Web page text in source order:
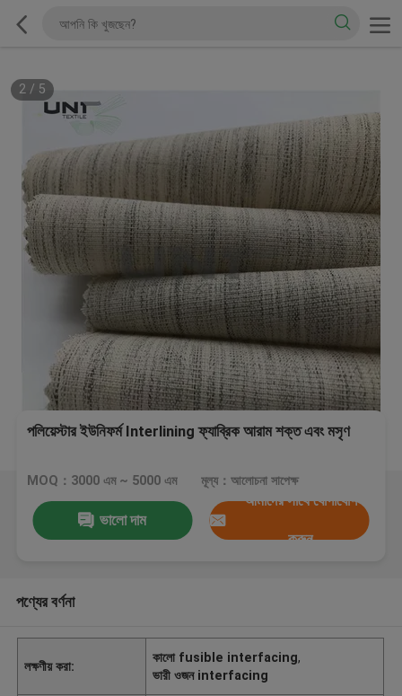
2/ 5
পলিয়েস্টার ইউনিফর্ম Interlining ফ্যাব্রিক আরাম শক্ত এবং মসৃণ
MOQ：3000 এম ~ 5000 এম মূল্য：আলোচনা সাপেক্ষ
ভালো দাম
আমাদের সাথে যোগাযোগ
করুন
পণ্যের বর্ণনা
লক্ষণীয় করা:
কালো fusible interfacing,
ভারী ওজন interfacing